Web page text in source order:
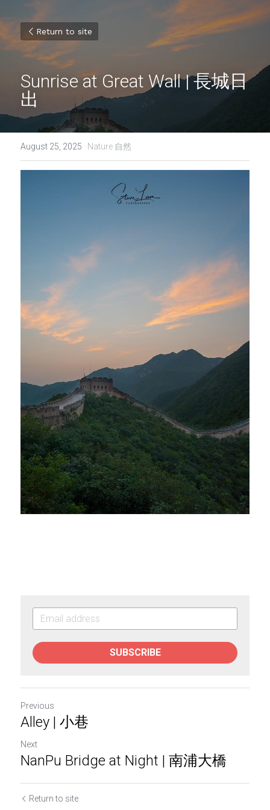
Return to site
Sunrise at Great Wall | 長城日
出
August 25, 2025 · Nature 自然
SUBSCRIBE
Previous
Alley | 小巷
Next
NanPu Bridge at Night | 南浦大橋
Return to site